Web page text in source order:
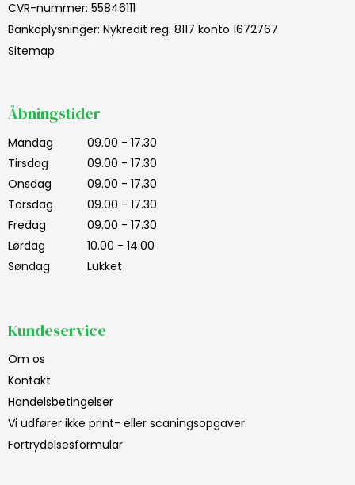
CVR-nummer: 55846111
Bankoplysninger: Nykredit reg. 8117 konto 1672767
Sitemap
Åbningstider
Mandag
09.00 - 17.30
Tirsdag
09.00 - 17.30
Onsdag
09.00 - 17.30
Torsdag
09.00 - 17.30
Fredag
09.00 - 17.30
Lørdag
10.00 - 14.00
Søndag
Lukket
Kundeservice
Om os
Kontakt
Handelsbetingelser
Vi udfører ikke print- eller scaningsopgaver.
Fortrydelsesformular